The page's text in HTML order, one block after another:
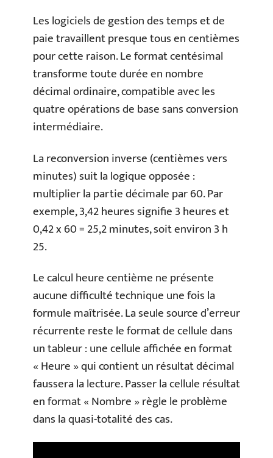
Les logiciels de gestion des temps et de
paie travaillent presque tous en centièmes
pour cette raison. Le format centésimal
transforme toute durée en nombre
décimal ordinaire, compatible avec les
quatre opérations de base sans conversion
intermédiaire.
La reconversion inverse (centièmes vers
minutes) suit la logique opposée :
multiplier la partie décimale par 60. Par
exemple, 3,42 heures signifie 3 heures et
0,42 x 60 = 25,2 minutes, soit environ 3 h
25.
Le calcul heure centième ne présente
aucune difficulté technique une fois la
formule maîtrisée. La seule source d’erreur
récurrente reste le format de cellule dans
un tableur : une cellule affichée en format
« Heure » qui contient un résultat décimal
faussera la lecture. Passer la cellule résultat
en format « Nombre » règle le problème
dans la quasi-totalité des cas.